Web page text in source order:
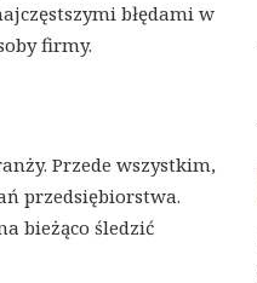
błędami w
firmy.
Przede wszystkim,
przedsiębiorstwa.
bieżąco śledzić